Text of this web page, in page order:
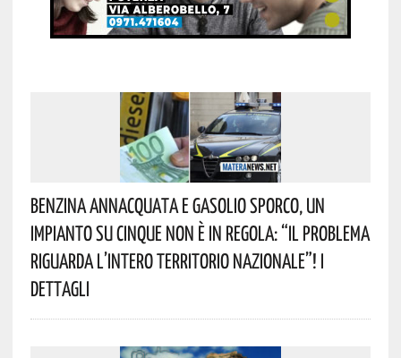
Benzina Annacquata E Gasolio Sporco, Un
Impianto Su Cinque Non È In Regola: “il Problema
Riguarda L’intero Territorio Nazionale”! I
Dettagli